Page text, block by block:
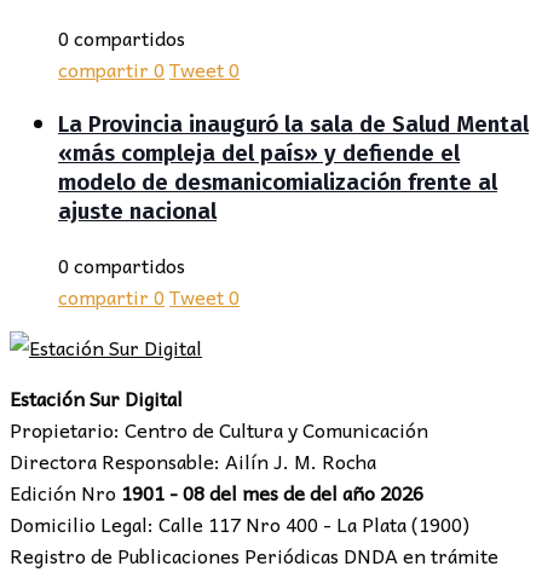
0 compartidos
compartir0Tweet0
La Provincia inauguró la sala de Salud Mental
«más compleja del país» y defiende el
modelo de desmanicomialización frente al
ajuste nacional
0 compartidos
compartir0Tweet0
Estación Sur Digital
Propietario: Centro de Cultura y Comunicación
Directora Responsable: Ailín J. M. Rocha
Edición Nro 1901 - 08 del mes de del año 2026
Domicilio Legal: Calle 117 Nro 400 - La Plata (1900)
Registro de Publicaciones Periódicas DNDA en trámite